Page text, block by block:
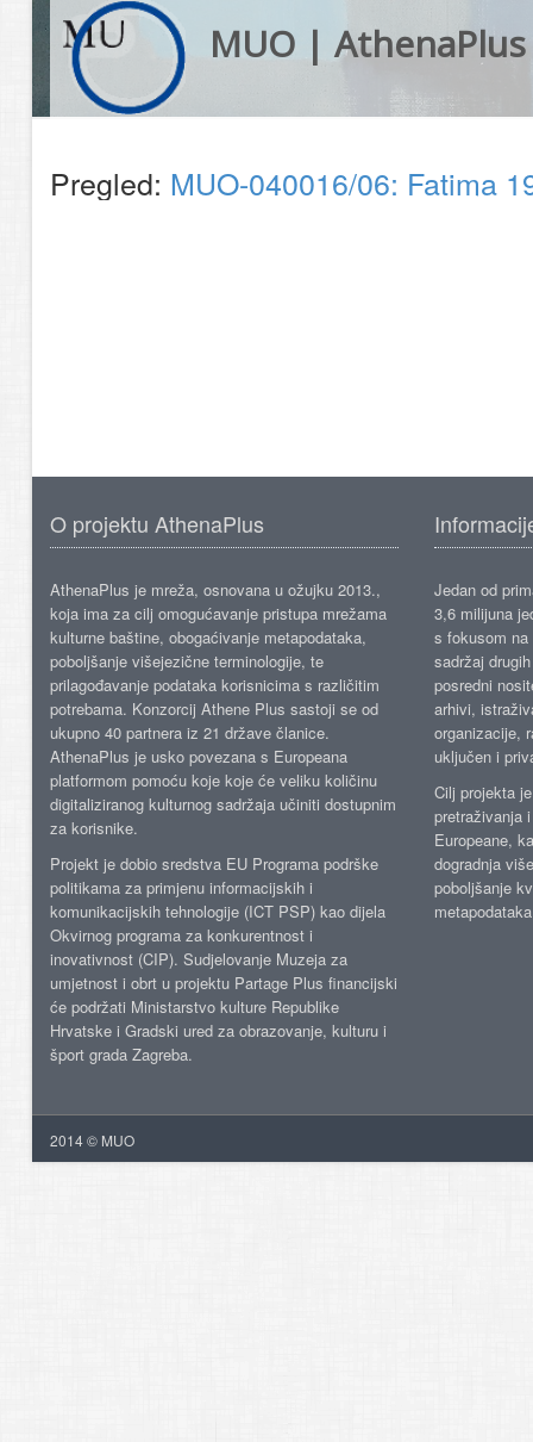
MUO | AthenaPlus
Pregled: MUO-040016/06: Fatima
O projektu AthenaPlus
AthenaPlus je mreža, osnovana u ožujku 2013.,
koja ima za cilj omogućavanje pristupa mrežama
kulturne baštine, obogaćivanje metapodataka,
poboljšanje višejezične terminologije, te
prilagođavanje podataka korisnicima s različitim
potrebama. Konzorcij Athene Plus sastoji se od
ukupno 40 partnera iz 21 države članice.
AthenaPlus je usko povezana s Europeana
platformom pomoću koje koje će veliku količinu
digitaliziranog kulturnog sadržaja učiniti dostupnim
za korisnike.
Projekt je dobio sredstva EU Programa podrške
politikama za primjenu informacijskih i
komunikacijskih tehnologije (ICT PSP) kao dijela
Okvirnog programa za konkurentnost i
inovativnost (CIP). Sudjelovanje Muzeja za
umjetnost i obrt u projektu Partage Plus financijski
će podržati Ministarstvo kulture Republike
Hrvatske i Gradski ured za obrazovanje, kulturu i
šport grada Zagreba.
Jedan od
3,6 milijuna
s fokusom
sadržaj
posredni
arhivi,
organizacije,
uključen i
Cilj projekta
pretraživanja
Europeane,
dogradnja
poboljšanje
2014 © MUO